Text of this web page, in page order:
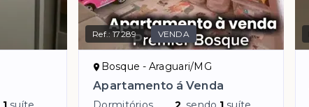
Ref.:17289 VENDA
Bosque - Araguari/MG
Apartamento á Venda